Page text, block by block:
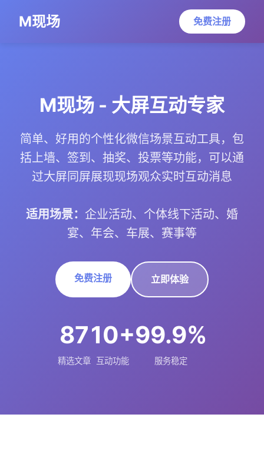
M现场 免费注册
M现场 - 大屏互动专家
简单、好用的个性化微信场景互动工具，包
括上墙、签到、抽奖、投票等功能，可以通
过大屏同屏展现现场观众实时互动消息
适用场景： 企业活动、个体线下活动、婚
宴、年会、车展、赛事等
免费注册 立即体验
87
精选文章
10+
互动功能
99.9%
服务稳定